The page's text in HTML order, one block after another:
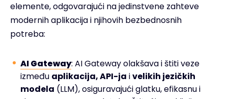
elemente, odgovarajući na jedinstvene zahteve
modernih aplikacija i njihovih bezbednosnih
potreba:
AI Gateway: AI Gateway olakšava i štiti veze
između aplikacija, API-ja ivelikih jezičkih
modela (LLM), osiguravajući glatku, efikasnu i